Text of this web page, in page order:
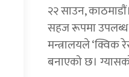
२२ साउन,
सहज रूपमा उपलब्ध
मन्त्रालयले ‘क्विक
बनाएको छ।